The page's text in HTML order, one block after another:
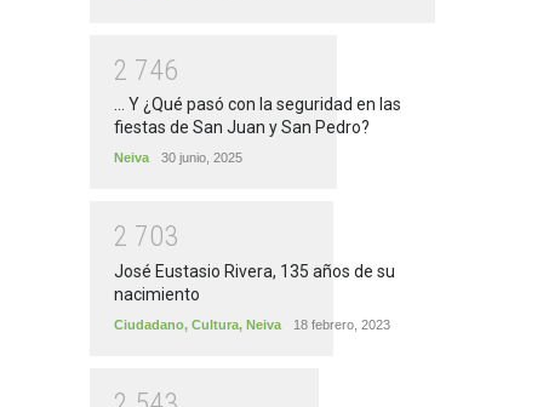
2 746
... Y ¿Qué pasó con la seguridad en las
fiestas de San Juan y San Pedro?
Neiva 30 junio, 2025
2 703
José Eustasio Rivera, 135 años de su
nacimiento
Ciudadano, Cultura, Neiva 18 febrero, 2023